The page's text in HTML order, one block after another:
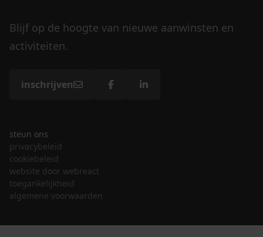
Blijf op de hoogte van nieuwe aanwinsten en
activiteiten.
inschrijven
steun ons
privacybeleid
cookiebeleid
website door webreact
toegankelijkheid
algemene voorwaarden